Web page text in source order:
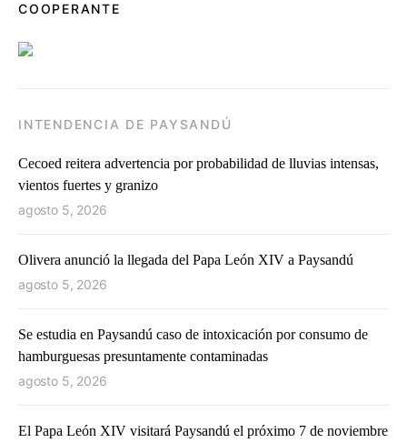
COOPERANTE
INTENDENCIA DE PAYSANDÚ
Cecoed reitera advertencia por probabilidad de lluvias intensas,
vientos fuertes y granizo
agosto 5, 2026
Olivera anunció la llegada del Papa León XIV a Paysandú
agosto 5, 2026
Se estudia en Paysandú caso de intoxicación por consumo de
hamburguesas presuntamente contaminadas
agosto 5, 2026
El Papa León XIV visitará Paysandú el próximo 7 de noviembre